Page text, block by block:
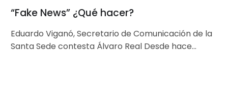
“Fake News” ¿Qué hacer?
Eduardo Viganó, Secretario de Comunicación de la
Santa Sede contesta Álvaro Real Desde hace